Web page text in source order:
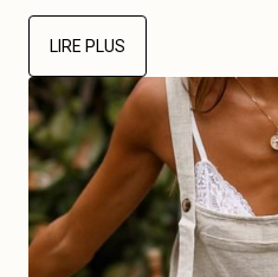
LIRE PLUS